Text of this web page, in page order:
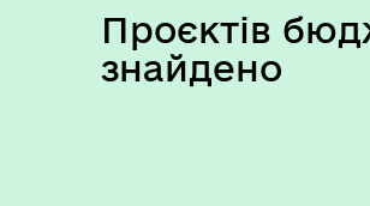
Проєктів
знайдено